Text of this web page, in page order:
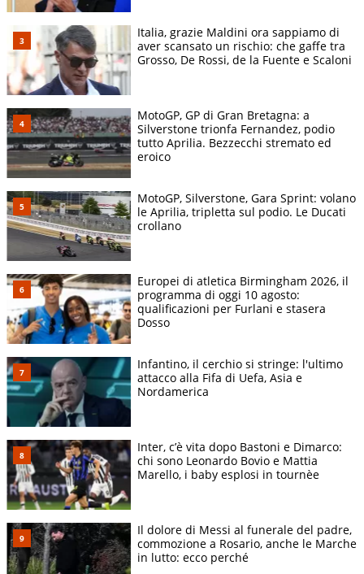
Italia, grazie Maldini ora sappiamo di
aver scansato un rischio: che gaffe tra
Grosso, De Rossi, de la Fuente e Scaloni
MotoGP, GP di Gran Bretagna: a
Silverstone trionfa Fernandez, podio
tutto Aprilia. Bezzecchi stremato ed
eroico
MotoGP, Silverstone, Gara Sprint: volano
le Aprilia, tripletta sul podio. Le Ducati
crollano
Europei di atletica Birmingham 2026, il
programma di oggi 10 agosto:
qualificazioni per Furlani e stasera
Dosso
Infantino, il cerchio si stringe: l'ultimo
attacco alla Fifa di Uefa, Asia e
Nordamerica
Inter, c’è vita dopo Bastoni e Dimarco:
chi sono Leonardo Bovio e Mattia
Marello, i baby esplosi in tournèe
Il dolore di Messi al funerale del padre,
commozione a Rosario, anche le Marche
in lutto: ecco perché